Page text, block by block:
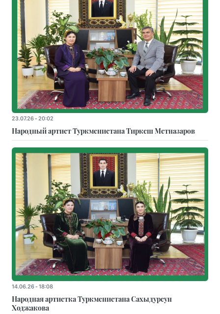
23.07.26 - 20:02
Народный артист Туркменистана Тиркеш Мeтназаров
14.06.26 - 18:08
Народная артистка Туркменистана Сахыдурсун
Ходжакова